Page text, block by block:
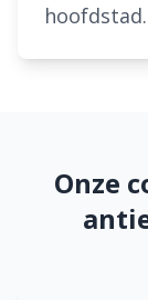
hoofdstad.
Onze